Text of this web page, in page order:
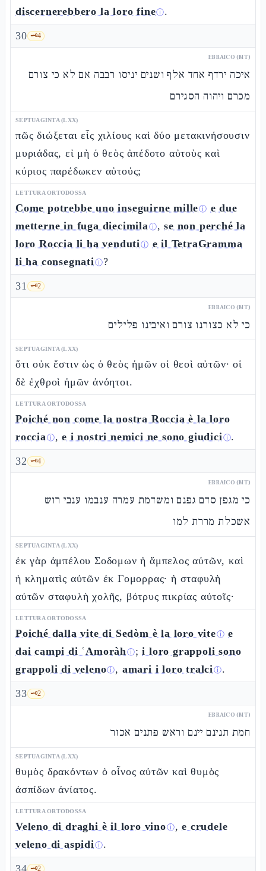
discernerebbero la loro fineⓘ.
30 🗝️4
EBRAICO (MT)
איכה ירדף אחד אלף ושנים יניסו רבבה אם לא כי צורם
מכרם ויהוה הסגירם
SEPTUAGINTA (LXX)
πῶς διώξεται εἷς χιλίους καὶ δύο μετακινήσουσιν
μυριάδας, εἰ μὴ ὁ θεὸς ἀπέδοτο αὐτοὺς καὶ
κύριος παρέδωκεν αὐτούς;
LETTURA ORTODOSSA
Come potrebbe uno inseguirne milleⓘ e due
metterne in fuga diecimilaⓘ,se non perché la
loro Roccia li ha vendutiⓘ e il TetraGramma
li ha consegnatiⓘ?
31 🗝️2
EBRAICO (MT)
כי לא כצורנו צורם ואיבינו פלילים
SEPTUAGINTA (LXX)
ὅτι οὐκ ἔστιν ὡς ὁ θεὸς ἡμῶν οἱ θεοὶ αὐτῶν· οἱ
δὲ ἐχθροὶ ἡμῶν ἀνόητοι.
LETTURA ORTODOSSA
Poiché non come la nostra Roccia è la loro
rocciaⓘ,e i nostri nemici ne sono giudiciⓘ.
32 🗝️4
EBRAICO (MT)
כי מגפן סדם גפנם ומשדמת עמרה ענבמו ענבי רוש
אשכלת מררת למו
SEPTUAGINTA (LXX)
ἐκ γὰρ ἀμπέλου Σοδομων ἡ ἄμπελος αὐτῶν, καὶ
ἡ κληματὶς αὐτῶν ἐκ Γομορρας· ἡ σταφυλὴ
αὐτῶν σταφυλὴ χολῆς, βότρυς πικρίας αὐτοῖς·
LETTURA ORTODOSSA
Poiché dalla vite di Sedòm è la loro viteⓘ e
dai campi di ʿAmoràhⓘ;i loro grappoli sono
grappoli di velenoⓘ, amari i loro tralciⓘ.
33 🗝️2
EBRAICO (MT)
חמת תנינם יינם וראש פתנים אכזר
SEPTUAGINTA (LXX)
θυμὸς δρακόντων ὁ οἶνος αὐτῶν καὶ θυμὸς
ἀσπίδων ἀνίατος.
LETTURA ORTODOSSA
Veleno di draghi è il loro vinoⓘ,e crudele
veleno di aspidiⓘ.
34 🗝️2